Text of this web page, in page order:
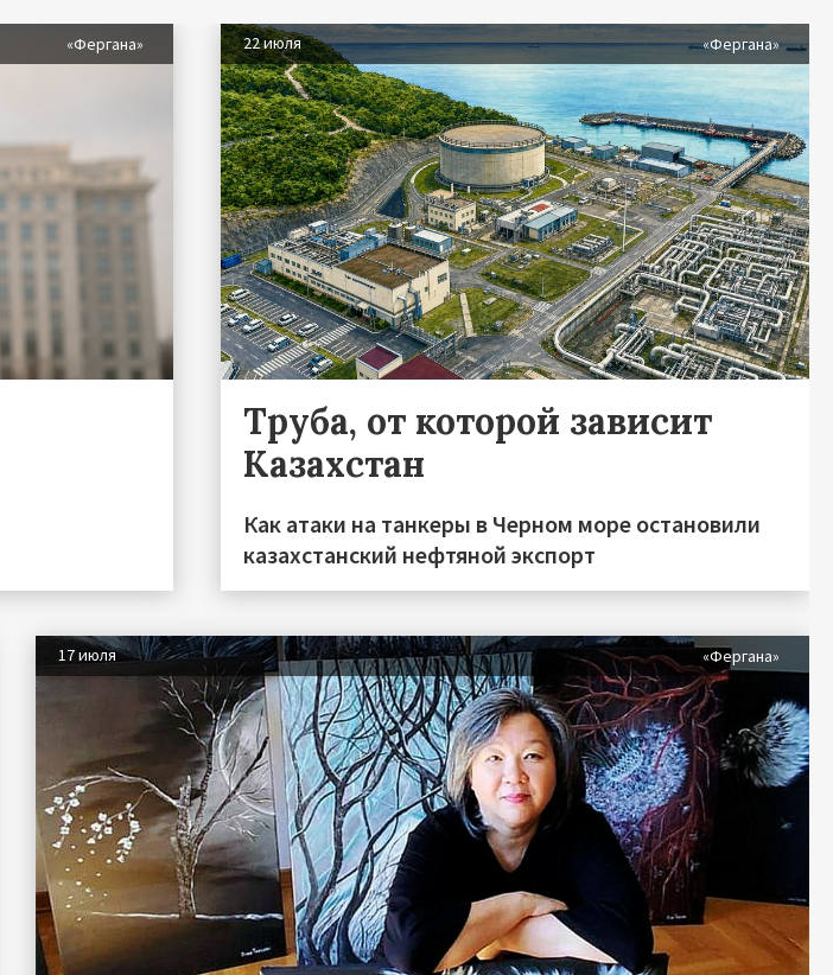
«Фергана» 22 июля «Фергана»
Труба, от которой зависит
Казахстан
Как атаки на танкеры в Черном море остановили
казахстанский нефтяной экспорт
17 июля «Фергана»